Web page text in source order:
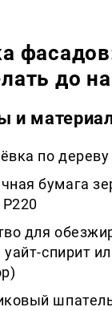
до
и
по
бумага
для
уайт-спирит